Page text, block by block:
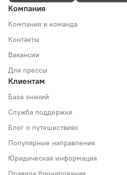
Компания
Компания и команда
Контакты
Вакансии
Для прессы
Клиентам
База знаний
Служба поддержки
Блог о путешествиях
Популярные направления
Юридическая информация